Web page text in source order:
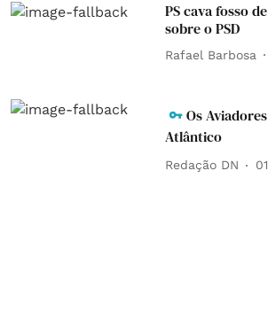
PS cava fosso
sobre o PSD
Rafael Barbosa
Os
Atlântico
Redação DN